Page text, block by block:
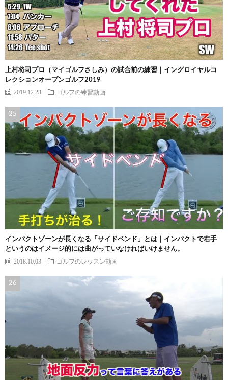
上村将司プロ（マイゴルフさしみ）の試合前の練習｜イングロイヤルコ
レクションオープンゴルフ2019
2019.12.23 ゴルフの練習動画
インパクトゾーンが長くなる「サイドベンド」とは｜インパクトで右手
というのはイメージ的には曲がっていなければいけません。
2018.10.03 ゴルフのレッスン動画